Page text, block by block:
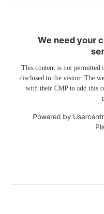
We need your
This content is not permitted
disclosed to the visitor. The
with their CMP to add this
Powered by